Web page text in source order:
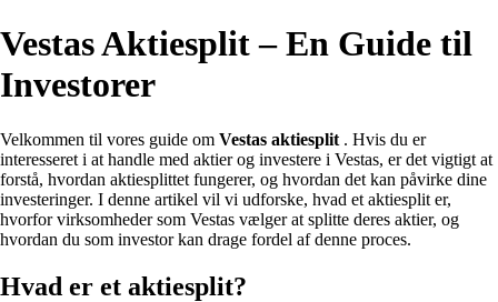
Vestas Aktiesplit – En Guide til
Investorer
Velkommen til vores guide om Vestas aktiesplit . Hvis du er
interesseret i at handle med aktier og investere i Vestas, er det vigtigt at
forstå, hvordan aktiesplittet fungerer, og hvordan det kan påvirke dine
investeringer. I denne artikel vil vi udforske, hvad et aktiesplit er,
hvorfor virksomheder som Vestas vælger at splitte deres aktier, og
hvordan du som investor kan drage fordel af denne proces.
Hvad er et aktiesplit?